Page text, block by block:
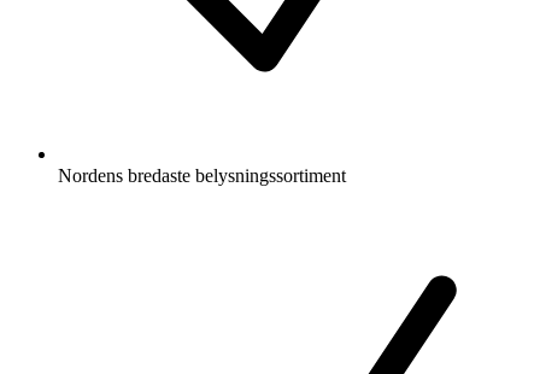
Nordens bredaste belysningssortiment